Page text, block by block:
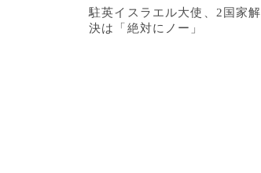
駐英イスラエル大使、2国家解
決は「絶対にノー」